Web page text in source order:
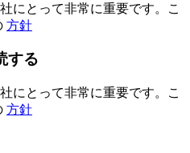
にとって非常に重要です。こ
方針
する
にとって非常に重要です。こ
方針